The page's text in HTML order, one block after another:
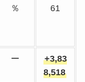
％
61
ー
+3,83
8,518